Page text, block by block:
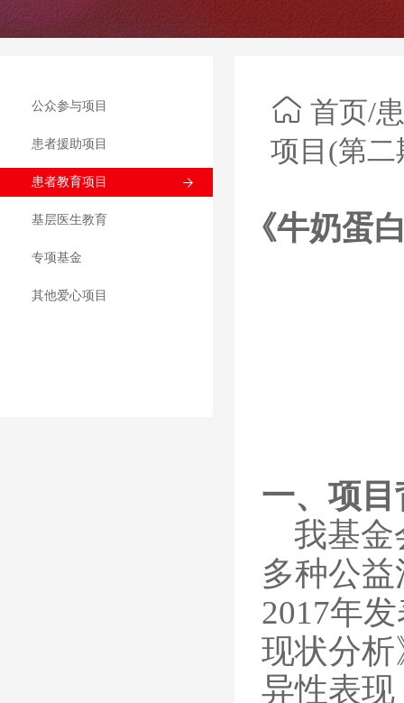
公众参与项目
患者援助项目
患者教育项目
基层医生教育
专项基金
其他爱心项目
首页/
项目(第二
《牛奶蛋
一、项目
我基金
多种公
2017年
现状分
异性表